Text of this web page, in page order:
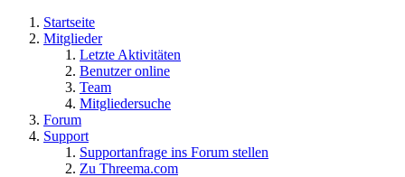
Startseite
Mitglieder
Letzte Aktivitäten
Benutzer online
Team
Mitgliedersuche
Forum
Support
Supportanfrage ins Forum stellen
Zu Threema.com